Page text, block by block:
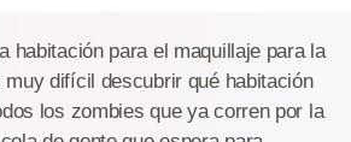
habitación para el maquillaje para la
difícil descubrir qué habitación
los zombies que ya corren por la